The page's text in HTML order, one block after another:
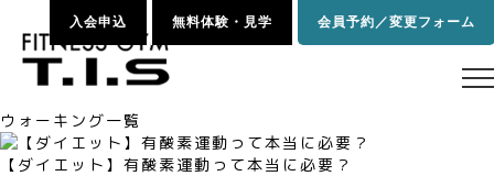
入会申込 無料体験・見学 会員予約／変更フォーム
ウォーキング一覧
【ダイエット】有酸素運動って本当に必要？